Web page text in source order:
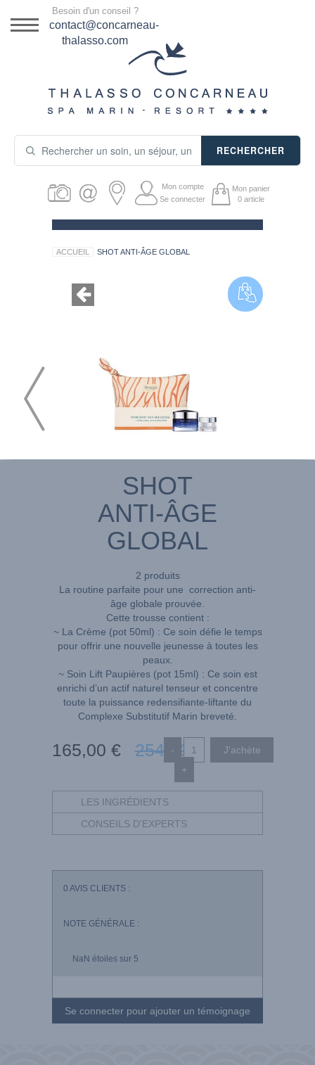
DESTINATION
SÉJOURS THALASSO
PRODUITS COSMÉTIQUES
GUIDE CADEAUX
Besoin d'un conseil ?
contact@concarneau-
thalasso.com
RECHERCHER
Mon compte
Se connecter
Mon panier
0 article
ACCUEIL SHOT ANTI-ÂGE GLOBAL
SHOT
ANTI-ÂGE
GLOBAL
2 produits
La routine parfaite pour une correction anti-
âge globale prouvée.
Cette trousse contient :
~ La Crème (pot 50ml) : Ce soin défie le temps
pour offrir une nouvelle jeunesse à toutes les
peaux.
~ Soin Lift Paupières (pot 15ml) : Ce soin est
enrichi d’un actif naturel tenseur et concentre
toute la puissance redensifiante-liftante du
Complexe Substitutif Marin breveté.
165,00 € 254 ,00 €
-
+
LES INGRÉDIENTS
CONSEILS D'EXPERTS
0 AVIS CLIENTS :
NOTE GÉNÉRALE :
NaN étoiles sur 5
Se connecter pour ajouter un témoignage